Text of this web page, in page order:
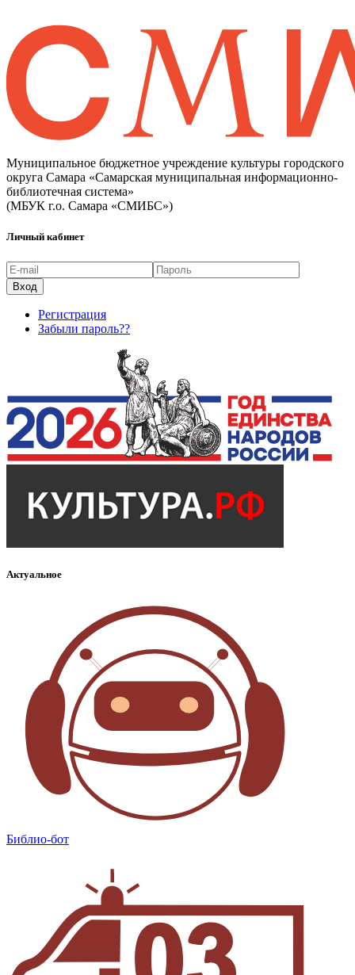
Муниципальное бюджетное учреждение культуры городского
округа Самара «Самарская муниципальная информационно-
библиотечная система»
(МБУК г.о. Самара «СМИБС»)
Личный кабинет
Регистрация
Забыли пароль??
Актуальное
Библио-бот